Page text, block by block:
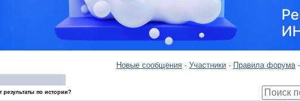
Новые сообщения · Участники · Правила форума·
результаты по истории?